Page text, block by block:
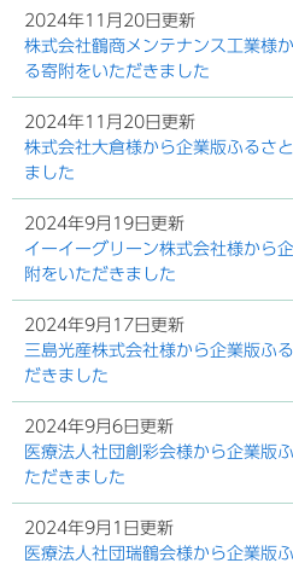
2024年11月20日更新
株式会社鶴商メンテナンス工業様
る寄附をいただきました
2024年11月20日更新
株式会社大倉様から企業版ふるさ
ました
2024年9月19日更新
イーイーグリーン株式会社様から
附をいただきました
2024年9月17日更新
三島光産株式会社様から企業版ふ
だきました
2024年9月6日更新
医療法人社団創彩会様から企業版
ただきました
2024年9月1日更新
医療法人社団瑞鶴会様から企業版